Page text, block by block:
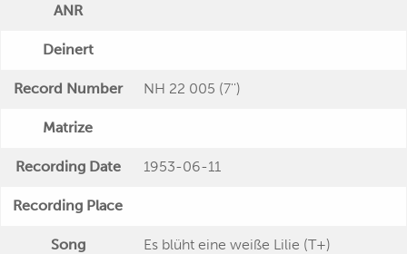
ANR
Deinert
Record Number NH 22 005 (7'')
Matrize
Recording Date 1953-06-11
Recording Place
Song Es blüht eine weiße Lilie (T+)